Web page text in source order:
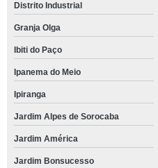
Distrito Industrial
Granja Olga
Ibiti do Paço
Ipanema do Meio
Ipiranga
Jardim Alpes de Sorocaba
Jardim América
Jardim Bonsucesso